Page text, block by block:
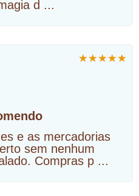
d ...
e as mercadorias
sem nenhum
Compras p ...